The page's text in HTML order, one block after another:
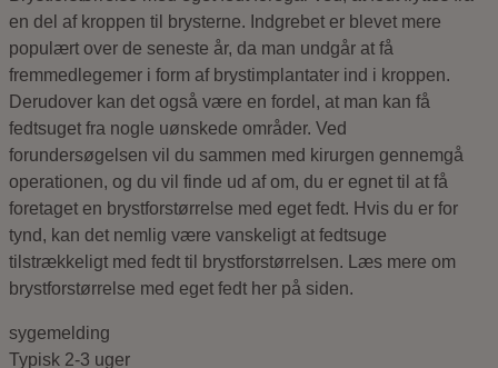
en del af kroppen til brysterne. Indgrebet er blevet mere
populært over de seneste år, da man undgår at få
fremmedlegemer i form af brystimplantater ind i kroppen.
Derudover kan det også være en fordel, at man kan få
fedtsuget fra nogle uønskede områder. Ved
forundersøgelsen vil du sammen med kirurgen gennemgå
operationen, og du vil finde ud af om, du er egnet til at få
foretaget en brystforstørrelse med eget fedt. Hvis du er for
tynd, kan det nemlig være vanskeligt at fedtsuge
tilstrækkeligt med fedt til brystforstørrelsen. Læs mere om
brystforstørrelse med eget fedt her på siden.
sygemelding
Typisk 2-3 uger